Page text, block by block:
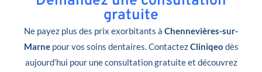
gratuite
Ne payez plus des prix exorbitants à Chennevières-sur-
Marnepour vos soins dentaires. ContactezCliniqeo dès
aujourd’hui pour une consultation gratuite et découvrez